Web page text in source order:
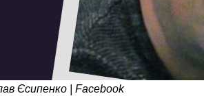
Єсипенко | Facebook